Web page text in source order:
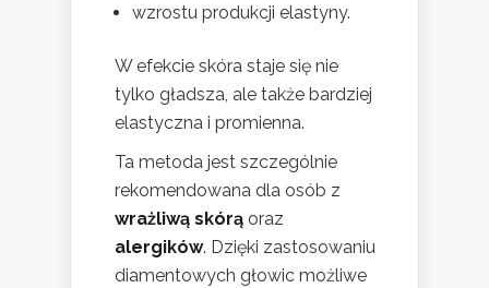
wzrostu produkcji elastyny.
W efekcie skóra staje się nie
tylko gładsza, ale także bardziej
elastyczna i promienna.
Ta metoda jest szczególnie
rekomendowana dla osób z
wrażliwą skórą oraz
alergików. Dzięki zastosowaniu
diamentowych głowic możliwe